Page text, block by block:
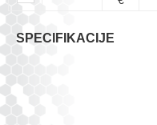
SPECIFIKACIJE